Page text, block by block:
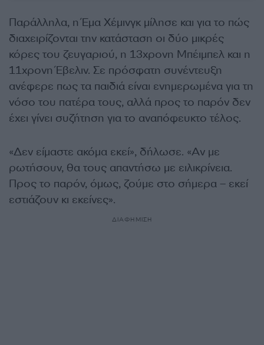
Παράλληλα, η Έμα Χέμινγκ μίλησε και για το πώς
διαχειρίζονται την κατάσταση οι δύο μικρές
κόρες του ζευγαριού, η 13χρονη Μπέιμπελ και η
11χρονη Έβελιν. Σε πρόσφατη συνέντευξη
ανέφερε πως τα παιδιά είναι ενημερωμένα για τη
νόσο του πατέρα τους, αλλά προς το παρόν δεν
έχει γίνει συζήτηση για το αναπόφευκτο τέλος.
«Δεν είμαστε ακόμα εκεί», δήλωσε. «Αν με
ρωτήσουν, θα τους απαντήσω με ειλικρίνεια.
Προς το παρόν, όμως, ζούμε στο σήμερα – εκεί
εστιάζουν κι εκείνες».
ΔΙΑΦΗΜΙΣΗ